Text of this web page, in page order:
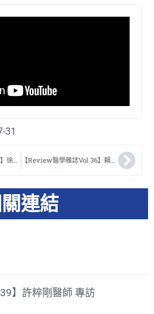
31
【Review醫學雜誌Vol 36】徐旭亮醫師 【Review醫學雜誌Vol 36】賴昱宏醫師
連結
39】許粹剛醫師 專訪